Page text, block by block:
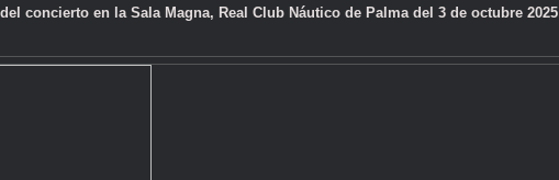
concierto en la Sala Magna, Real Club Náutico de Palma del 3 de octubre 2025